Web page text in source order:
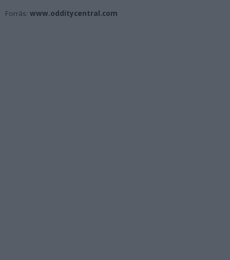
Forrás: www.odditycentral.com